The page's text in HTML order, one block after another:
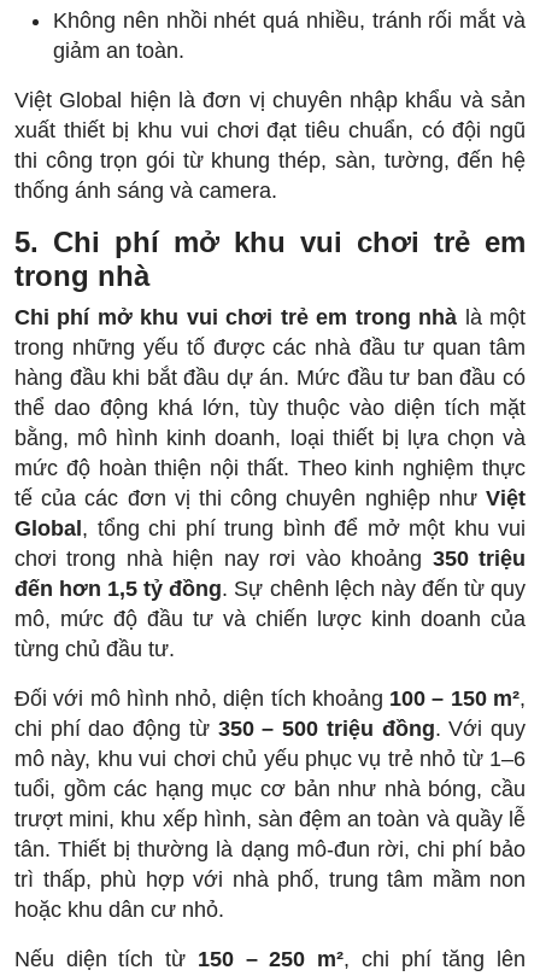
Không nên nhồi nhét quá nhiều, tránh rối mắt và
giảm an toàn.
Việt Global hiện là đơn vị chuyên nhập khẩu và sản
xuất thiết bị khu vui chơi đạt tiêu chuẩn, có đội ngũ
thi công trọn gói từ khung thép, sàn, tường, đến hệ
thống ánh sáng và camera.
5. Chi phí mở khu vui chơi trẻ em
trong nhà
Chi phí mở khu vui chơi trẻ em trong nhà là một
trong những yếu tố được các nhà đầu tư quan tâm
hàng đầu khi bắt đầu dự án. Mức đầu tư ban đầu có
thể dao động khá lớn, tùy thuộc vào diện tích mặt
bằng, mô hình kinh doanh, loại thiết bị lựa chọn và
mức độ hoàn thiện nội thất. Theo kinh nghiệm thực
tế của các đơn vị thi công chuyên nghiệp như Việt
Global , tổng chi phí trung bình để mở một khu vui
chơi trong nhà hiện nay rơi vào khoảng 350 triệu
đến hơn 1,5 tỷ đồng. Sự chênh lệch này đến từ quy
mô, mức độ đầu tư và chiến lược kinh doanh của
từng chủ đầu tư.
Đối với mô hình nhỏ, diện tích khoảng 100 – 150 m²,
chi phí dao động từ 350 – 500 triệu đồng. Với quy
mô này, khu vui chơi chủ yếu phục vụ trẻ nhỏ từ 1–6
tuổi, gồm các hạng mục cơ bản như nhà bóng, cầu
trượt mini, khu xếp hình, sàn đệm an toàn và quầy lễ
tân. Thiết bị thường là dạng mô-đun rời, chi phí bảo
trì thấp, phù hợp với nhà phố, trung tâm mầm non
hoặc khu dân cư nhỏ.
Nếu diện tích từ 150 – 250 m², chi phí tăng lên